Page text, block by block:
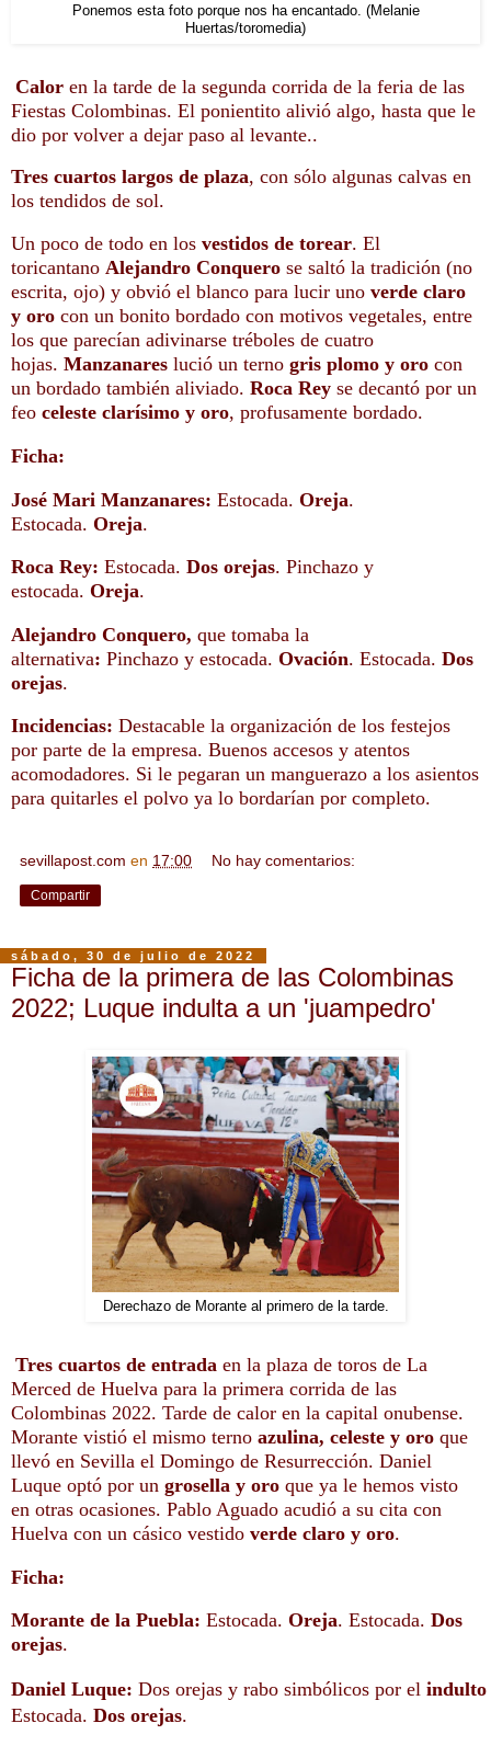
Ponemos esta foto porque nos ha encantado. (Melanie
Huertas/toromedia)
Calor en la tarde de la segunda corrida de la feria de las
Fiestas Colombinas. El ponientito alivió algo, hasta que le
dio por volver a dejar paso al levante..
Tres cuartos largos de plaza, con sólo algunas calvas en
los tendidos de sol.
Un poco de todo en los vestidos de torear. El
toricantano Alejandro Conquero se saltó la tradición (no
escrita, ojo) y obvió el blanco para lucir uno verde claro
y oro con un bonito bordado con motivos vegetales, entre
los que parecían adivinarse tréboles de cuatro
hojas. Manzanares lució un terno gris plomo y oro con
un bordado también aliviado. Roca Rey se decantó por un
feo celeste clarísimo y oro, profusamente bordado.
Ficha:
José Mari Manzanares: Estocada. Oreja.
Estocada. Oreja.
Roca Rey: Estocada. Dos orejas. Pinchazo y
estocada. Oreja.
Alejandro Conquero, que tomaba la
alternativa: Pinchazo y estocada. Ovación. Estocada. Dos
orejas.
Incidencias: Destacable la organización de los festejos
por parte de la empresa. Buenos accesos y atentos
acomodadores. Si le pegaran un manguerazo a los asientos
para quitarles el polvo ya lo bordarían por completo.
sevillapost.com en 17:00 No hay comentarios:
Compartir
sábado, 30 de julio de 2022
Ficha de la primera de las Colombinas
2022; Luque indulta a un 'juampedro'
Derechazo de Morante al primero de la tarde.
Tres cuartos de entrada en la plaza de toros de La
Merced de Huelva para la primera corrida de las
Colombinas 2022. Tarde de calor en la capital onubense.
Morante vistió el mismo terno azulina, celeste y oro que
llevó en Sevilla el Domingo de Resurrección. Daniel
Luque optó por un grosella y oro que ya le hemos visto
en otras ocasiones. Pablo Aguado acudió a su cita con
Huelva con un cásico vestido verde claro y oro.
Ficha:
Morante de la Puebla: Estocada. Oreja. Estocada. Dos
orejas.
Daniel Luque: Dos orejas y rabo simbólicos por el indulto
Estocada. Dos orejas.